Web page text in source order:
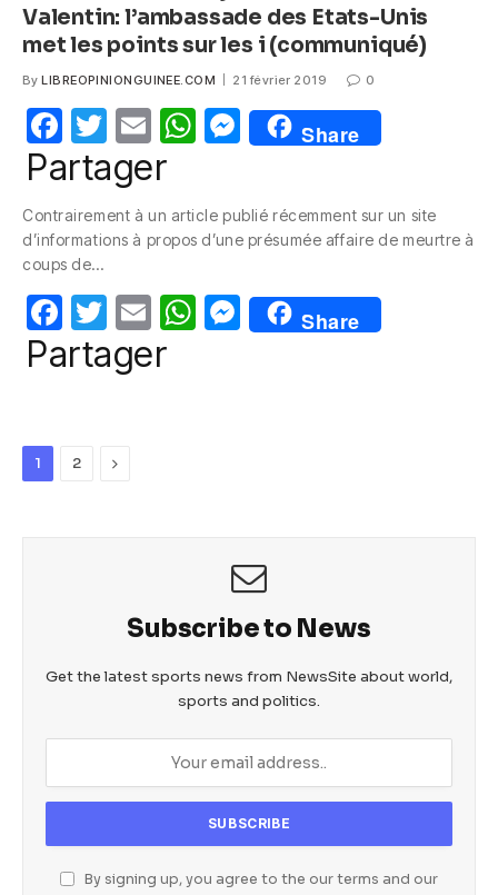
Valentin: l’ambassade des Etats-Unis
met les points sur les i (communiqué)
By LIBREOPINIONGUINEE.COM 21 février 2019 0
F
a
e
b
o
o
k
T
w
itt
er
E
m
W
s
p
p
M
e
e
g
er
Share
Partager
Contrairement à un article publié récemment sur un site
d’informations à propos d’une présumée affaire de meurtre à
coups de…
F
a
b
T
w
itt
E
m
W M
e
Share
Partager
1 2 Next
Subscribe to News
Get the latest sports news from NewsSite about world,
sports and politics.
By signing up, you agree to the our terms and our